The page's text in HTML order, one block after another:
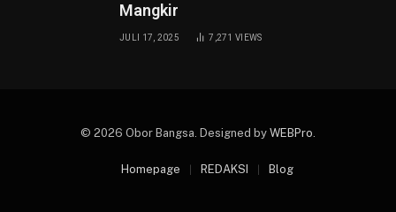
Mangkir
JULI 17, 2025 7,271VIEWS
© 2026 Obor Bangsa. Designed by WEBPro.
Homepage REDAKSI Blog